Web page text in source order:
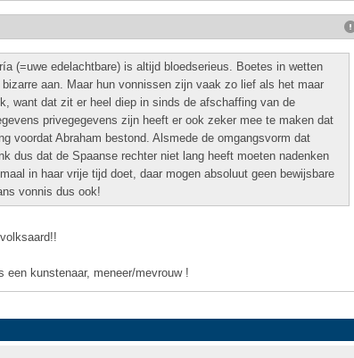
(=uwe edelachtbare) is altijd bloedserieus. Boetes in wetten
aan. Maar hun vonnissen zijn vaak zo lief als het maar
want dat zit er heel diep in sinds de afschaffing van de
privegegevens zijn heeft er ook zeker mee te maken dat
voordat Abraham bestond. Alsmede de omgangsvorm dat
dus dat de Spaanse rechter niet lang heeft moeten nadenken
in haar vrije tijd doet, daar mogen absoluut geen bewijsbare
vonnis dus ook!
een kunstenaar, meneer/mevrouw !